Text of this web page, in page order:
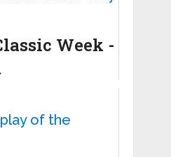
Week -